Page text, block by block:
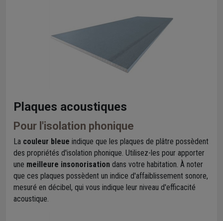
Plaques acoustiques
Pour l'isolation phonique
La couleur bleue indique que les plaques de plâtre possèdent
des propriétés d'isolation phonique. Utilisez-les pour apporter
une meilleure insonorisation dans votre habitation. À noter
que ces plaques possèdent un indice d'affaiblissement sonore,
mesuré en décibel, qui vous indique leur niveau d'efficacité
acoustique.